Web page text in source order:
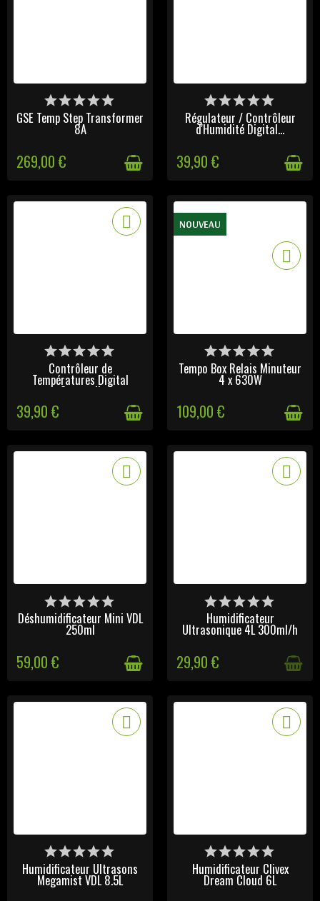
DERNIERS ARTICLES EN
STOCK
GSE Temp Step Transformer
8A
269,00 €
DERNIERS ARTICLES EN
STOCK
Régulateur / Contrôleur
d'Humidité Digital...
39,90 €
DERNIERS ARTICLES EN
STOCK
Contrôleur de
Températures Digital
Cornwall
39,90 €
NOUVEAU
DERNIERS ARTICLES EN
STOCK
Tempo Box Relais Minuteur
4 x 630W
109,00 €
DERNIERS ARTICLES EN
STOCK
Déshumidificateur Mini VDL
250ml
59,00 €
VICTIME DE SON SUCCÈS
Humidificateur
Ultrasonique 4L 300ml/h
29,90 €
DERNIERS ARTICLES EN
STOCK
Humidificateur Ultrasons
Megamist VDL 8.5L
DERNIERS ARTICLES EN
STOCK
Humidificateur Clivex
Dream Cloud 6L